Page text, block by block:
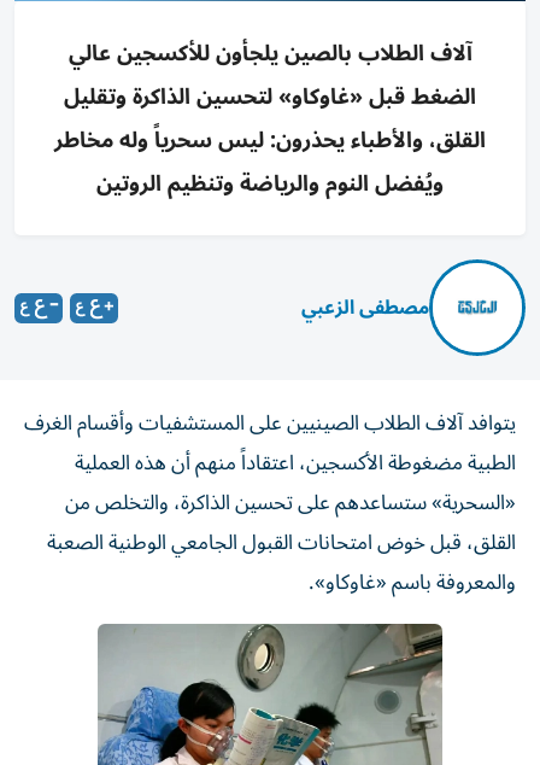
آلاف الطلاب بالصين يلجأون للأكسجين عالي
الضغط قبل «غاوكاو» لتحسين الذاكرة وتقليل
القلق، والأطباء يحذرون: ليس سحرياً وله مخاطر
ويُفضل النوم والرياضة وتنظيم الروتين
مصطفى الزعبي
يتوافد آلاف الطلاب الصينيين على المستشفيات وأقسام الغرف
الطبية مضغوطة الأكسجين، اعتقاداً منهم أن هذه العملية
«السحرية» ستساعدهم على تحسين الذاكرة، والتخلص من
القلق، قبل خوض امتحانات القبول الجامعي الوطنية الصعبة
والمعروفة باسم «غاوكاو».